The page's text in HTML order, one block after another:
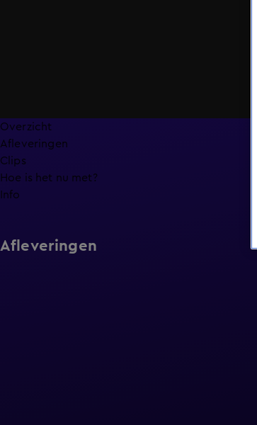
Overzicht
Afleveringen
Clips
Hoe is het nu met?
Info
Afleveringen